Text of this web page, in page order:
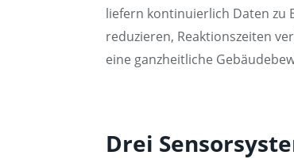
liefern kontinuierlich Daten zu
reduzieren, Reaktionszeiten
eine ganzheitliche
Drei